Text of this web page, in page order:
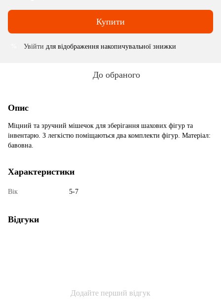
Купити
Увійти для відображення накопичувальної знижки
До обраного
Опис
Міцний та зручний мішечок для зберігання шахових фігур та
інвентарю. З легкістю поміщаються два комплекти фігур. Матеріал:
бавовна.
Характеристики
Вік 5-7
Відгуки
Додайте перший відгук